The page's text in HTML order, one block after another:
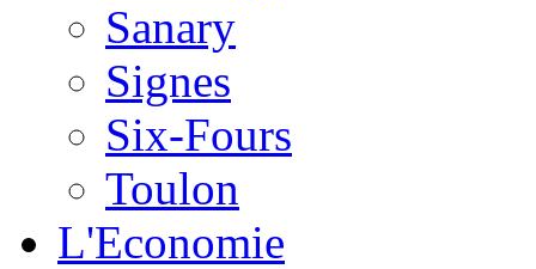
Sanary
Signes
Six-Fours
Toulon
L'Economie